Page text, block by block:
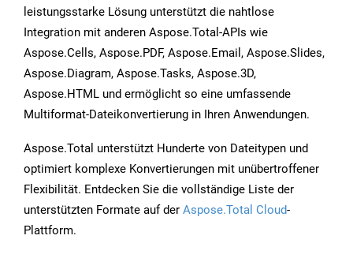
leistungsstarke Lösung unterstützt die nahtlose
Integration mit anderen Aspose.Total-APIs wie
Aspose.Cells, Aspose.PDF, Aspose.Email, Aspose.Slides,
Aspose.Diagram, Aspose.Tasks, Aspose.3D,
Aspose.HTML und ermöglicht so eine umfassende
Multiformat-Dateikonvertierung in Ihren Anwendungen.
Aspose.Total unterstützt Hunderte von Dateitypen und
optimiert komplexe Konvertierungen mit unübertroffener
Flexibilität. Entdecken Sie die vollständige Liste der
unterstützten Formate auf der Aspose.Total Cloud-
Plattform.